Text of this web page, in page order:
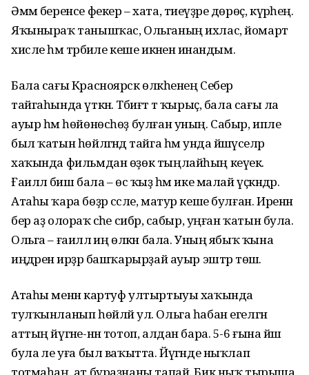
Әммә беренсе фекер – хата, тиеүҙәре дөрөҫ, күрәһең.
Яҡыныраҡ танышҡас, Ольганың ихлас, йомарт
хисле һәм тәрбиәле кеше икәненә инандым.
Бала сағы Красноярск өлкәһенең Себер
тайгаһында үткән. Тәбиғәт тә ҡырыҫ, бала сағы ла
ауыр һәм һөйөнөсһөҙ булған уның. Сабыр, ипле
был ҡатын һөйләгәндә тайга һәм унда йәшәүселәр
хаҡында фильмдан өҙөк тыңлайһың кеүек.
Ғаиләлә биш бала – өс ҡыҙ һәм ике малай үҫкәндәр.
Атаһы ҡара бөҙрә сәсле, матур кеше булған. Иренән
бер аҙ олораҡ әсәһе сибәр, сабыр, уңған ҡатын була.
Ольга – ғаиләлә иң өлкән бала. Уның ябыҡ ҡына
иңдәренә ирҙәр башҡарырҙай ауыр эштәр төшә.
Атаһы менән картуф ултыртыуы хаҡында
тулҡынланып һөйләй ул. Ольга һабан егелгән
аттың йүгәне-нән тотоп, алдан бара. 5-6 ғына йәш
була әле уға был ваҡытта. Йүгәнде ныҡлап